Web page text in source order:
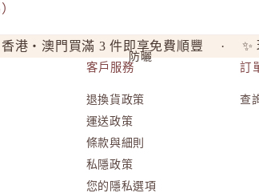
防曬
香港・澳門買滿 3 件即享免費順豐 · ✨
客戶服務
退換貨政策
運送政策
條款與細則
私隱政策
您的隱私選項
訂
查